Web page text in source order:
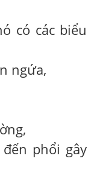
có các biểu
ngứa,
phổi gây